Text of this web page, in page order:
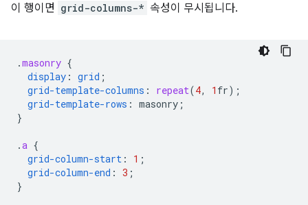
이 행이면 grid-columns-* 속성이 무시됩니다.
.masonry {
display : grid ;
grid-template-columns : repeat(4, 1 fr);
grid-template-rows : masonry ;
}
.a {
grid-column-start : 1 ;
grid-column-end : 3 ;
}